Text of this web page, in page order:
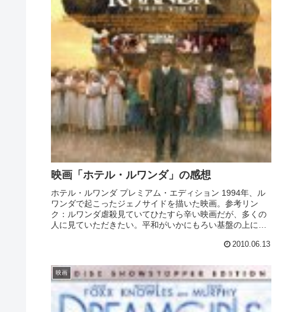
映画「ホテル・ルワンダ」の感想
ホテル・ルワンダ プレミアム・エディション 1994年、ル
ワンダで起こったジェノサイドを描いた映画。参考リン
ク：ルワンダ虐殺見ていてひたすら辛い映画だが、多くの
人に見ていただきたい。平和がいかにもろい基盤の上に成
2010.06.13
映画